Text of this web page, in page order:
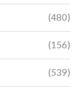
(480)
(156)
(539)